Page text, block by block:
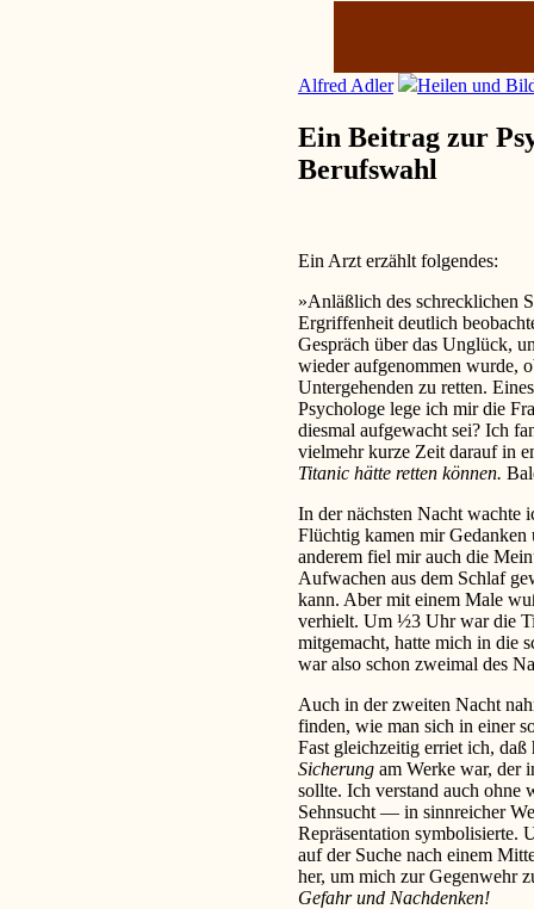
Alfred Adler Heilen und
Ein Beitrag zur
Berufswahl
Ein Arzt erzählt folgendes:
»Anläßlich des schrecklichen
Ergriffenheit deutlich
Gespräch über das Unglück,
wieder aufgenommen wurde,
Untergehenden zu retten.
Psychologe lege ich mir die
diesmal aufgewacht sei? Ich
vielmehr kurze Zeit darauf in
Titanic hätte retten können.
In der nächsten Nacht wachte
Flüchtig kamen mir Gedanken
anderem fiel mir auch die
Aufwachen aus dem Schlaf
kann. Aber mit einem Male
verhielt. Um ½3 Uhr war die
mitgemacht, hatte mich in die
war also schon zweimal des
Auch in der zweiten Nacht
finden, wie man sich in einer
Fast gleichzeitig erriet ich,
Sicherung am Werke war, der
sollte. Ich verstand auch
Sehnsucht — in sinnreicher
Repräsentation symbolisierte.
auf der Suche nach einem
her, um mich zur Gegenwehr
Gefahr und Nachdenken!